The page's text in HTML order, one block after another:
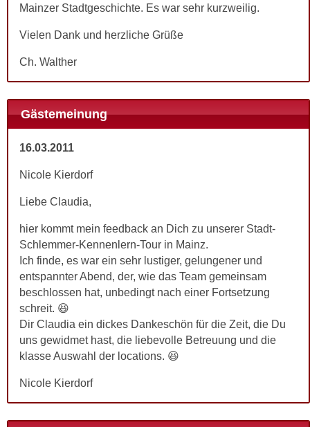
Mainzer Stadtgeschichte. Es war sehr kurzweilig.
Vielen Dank und herzliche Grüße
Ch. Walther
Gästemeinung
16.03.2011
Nicole Kierdorf
Liebe Claudia,
hier kommt mein feedback an Dich zu unserer Stadt-
Schlemmer-Kennenlern-Tour in Mainz.
Ich finde, es war ein sehr lustiger, gelungener und
entspannter Abend, der, wie das Team gemeinsam
beschlossen hat, unbedingt nach einer Fortsetzung
schreit. 😆
Dir Claudia ein dickes Dankeschön für die Zeit, die Du
uns gewidmet hast, die liebevolle Betreuung und die
klasse Auswahl der locations. 😆
Nicole Kierdorf